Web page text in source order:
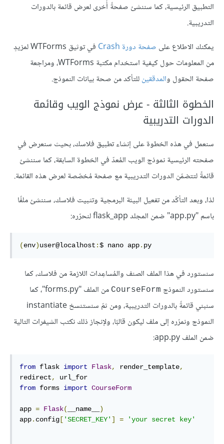
التطبيق الرئيسية، كما سننشئ صفحةً أُخرى لعرض قائمة بالدورات
التدريبية.
يمكنك الاطلاع على صفحة دورة Crash
في توثيق WTForms لمزيدٍ
من المعلومات حول كيفية استخدام مكتبة WTForms، ومراجعة
صفحة الحقول والمدققينللتأكد من صحة بيانات النموذج.
الخطوة الثالثة - عرض نموذج الويب وقائمة
الدورات التدريبية
سنعمل في هذه الخطوة على إنشاء تطبيق فلاسك، بحيث سنعرض في
صفحته الرئيسية نموذج الويب المُعدّ في الخطوة السابقة، كما سننشئ
قائمةً لتتضمّن الدورات التدريبية مع صفحة مُخصّصة لعرض هذه القائمة.
لذا، وبعد التأكّد من تفعيل البيئة البرمجية وتثبيت فلاسك، سننشئ ملفًا
باسم "app.py" ضمن المجلد flask_app لنحرّره:
(env)user@localhost :$ nano app. py
سنستورد في هذا الملف الصنف والمُساعِدات اللازمة من فلاسك، كما
سنستورد النموذج CourseForm
من الملف "forms.py"، كما
سنبني قائمةً بالدورات التدريبية، ومن ثمّ سنستنسخ instantiate
النموذج ونمرّره إلى ملف ليكون قالبًا، ولإنجاز ذلك نكتب الشيفرات التالية
ضمن الملف app.py:
from flask import Flask, render_template,
redirect,
from forms import CourseForm
app = Flask( __name__
)
app. config [ 'SECRET_KEY' ] = 'your secret key'